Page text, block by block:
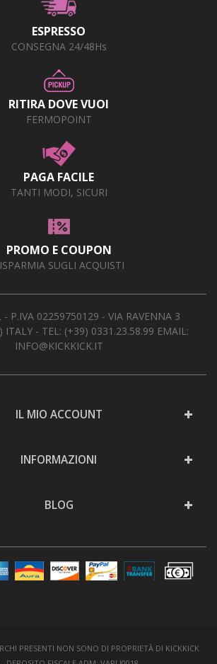
ESPRESSO
CONSEGNA 24/48Hs
RITIRA DOVE VUOI
FERMOPOINT
PAGA FACILE
TANTI MODI, SICURI
PROMO E COUPON
SUGLI ACQUISTI
- P.IVA 02259750129 - VIA RAVENNA 3
ITALY - TEL: (+39) 0331.23.58.99 EMAIL:
INFO@KICKKICK.IT
IL MIO ACCOUNT
INFORMAZIONI
BLOG
PRESENTI NON SONO DI PROPRIETÀ DI KICKKICK